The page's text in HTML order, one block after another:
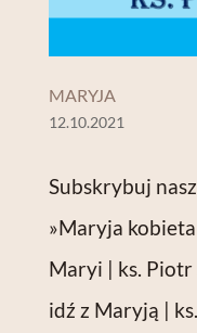
MARYJA
12.10.2021
Subskrybuj
»Maryja
Maryi | ks.
idź z Maryją |